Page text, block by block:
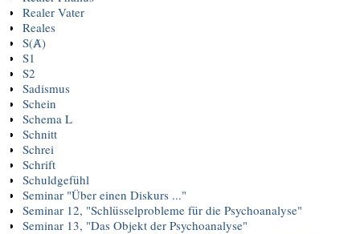
Realer Vater
Reales
S(Ⱥ)
S1
S2
Sadismus
Schein
Schema L
Schnitt
Schrei
Schrift
Schuldgefühl
Seminar "Über einen Diskurs ..."
Seminar 12, "Schlüsselprobleme für die Psychoanalyse"
Seminar 13, "Das Objekt der Psychoanalyse"